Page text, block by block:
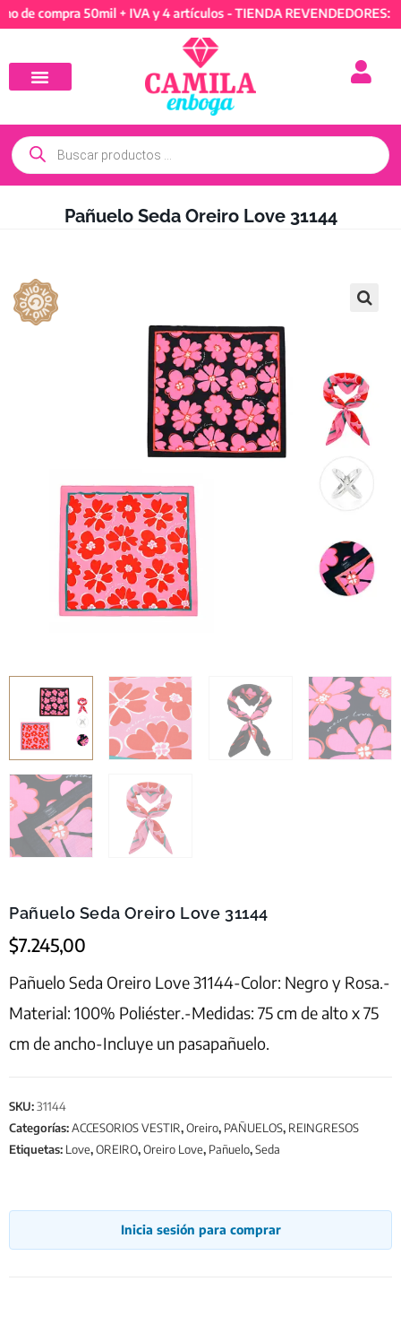
compra 50mil + IVA y 4 artículos - TIENDA REVENDEDORES:
Pañuelo Seda Oreiro Love 31144
Pañuelo Seda Oreiro Love 31144
$7.245,00
Pañuelo Seda Oreiro Love 31144-Color: Negro y Rosa.-
Material: 100% Poliéster.-Medidas: 75 cm de alto x 75
cm de ancho-Incluye un pasapañuelo.
SKU:31144
Categorías:ACCESORIOS VESTIR,Oreiro, PAÑUELOS, REINGRESOS
Etiquetas: Love,OREIRO,Oreiro Love, Pañuelo,Seda
Inicia sesión para comprar